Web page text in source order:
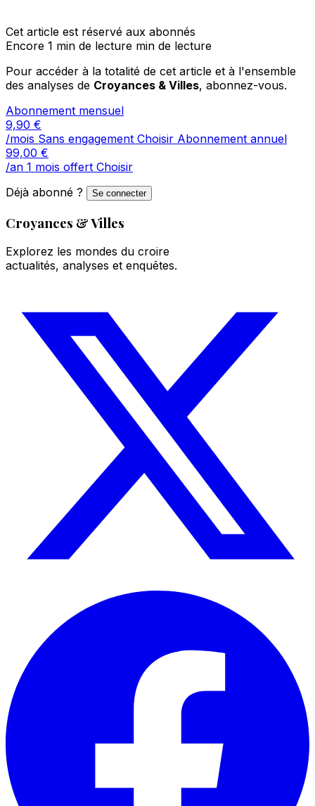
Cet article est réservé aux abonnés
Encore 1 min de lecture min de lecture
Pour accéder à la totalité de cet article et à l'ensemble
des analyses de Croyances & Villes, abonnez-vous.
Abonnement mensuel
9,90 €
/mois Sans engagement Choisir Abonnement annuel
99,00 €
/an 1 mois offert Choisir
Déjà abonné ?
Se connecter
Croyances & Villes
Explorez les mondes du croire
actualités, analyses et enquêtes.